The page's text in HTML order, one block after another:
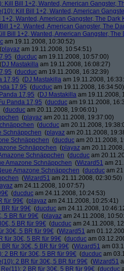
Kill Bill 1+2, Wanted, American Gangster,
Kill Bill 1+2, Wanted, American
1+2, Wanted, American Gangster, The Dark
1+2, Wanted, American Gangster, The
Bill 1+2, Wanted, American Gangster, The
am 19.11.2008, 10:30:52)
(playaz am 19.11.2008, 10:54:51)
(ducduc am 19.11.2008, 10:57:00)
(DJ Mastakilla am 19.11.2008, 16:08:27)
(ducduc am 19.11.2008, 16:32:39)
17,95 (DJ Mastakilla am 19.11.2008,
17,95 (ducduc am 19.11.2008, 16:34:50)
17,95 (DJ Mastakilla am 19.11.2008,
Panda 17,95 (ducduc am 19.11.2008,
(ducduc am 20.11.2008, 19:06:01)
(playaz am 20.11.2008, 19:37:00)
(ducduc am 20.11.2008,
Schnäppchen (playaz am 20.11.2008,
Schnäppchen (ducduc am 20.11.2008,
Schnäppchen (playaz am
Schnäppchen (ducduc am
Amazone Schnäppchen (Wizard51 am
Amazone Schnäppchen (ducduc am
(Wizard51 am 21.11.2008, 02:30:50)
am 24.11.2008, 10:07:57)
(ducduc am 24.11.2008, 10:24:53)
für 99€ (playaz am 24.11.2008, 10:25:41)
BR für 99€ (ducduc am 24.11.2008,
5 BR für 99€ (playaz am 24.11.2008,
5 BR für 99€ (ducduc am 24.11.2008,
30€, 5 BR für 99€ (Wizard51 am
für 30€, 5 BR für 99€ (ducduc am
BR für 30€, 5 BR für 99€ (Wizard51 am
2 BR für 30€, 5 BR für 99€ (ducduc am
2 BR für 30€, 5 BR für 99€ (Wizard51
Re(11): 2 BR für 30€, 5 BR für 99€ (ducduc